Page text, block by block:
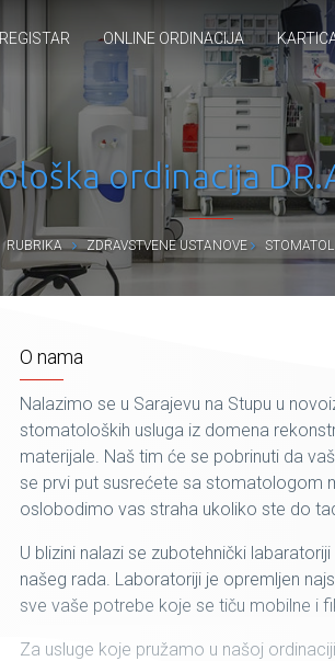
REGISTAR ONLINE ORDINACIJA
ordinacija
RUBRIKA ZDRAVSTVENE USTANOVE
O nama
Nalazimo se u Sarajevu na Stupu u
stomatoloških usluga iz domena
materijale. Naš tim će se pobrinuti da
se prvi put susrećete sa stomatologom
oslobodimo vas straha ukoliko ste do
U blizini nalazi se zubotehnički
našeg rada. Laboratoriji je opremljen
sve vaše potrebe koje se tiču mobilne i
Za usluge koje pružamo u našoj